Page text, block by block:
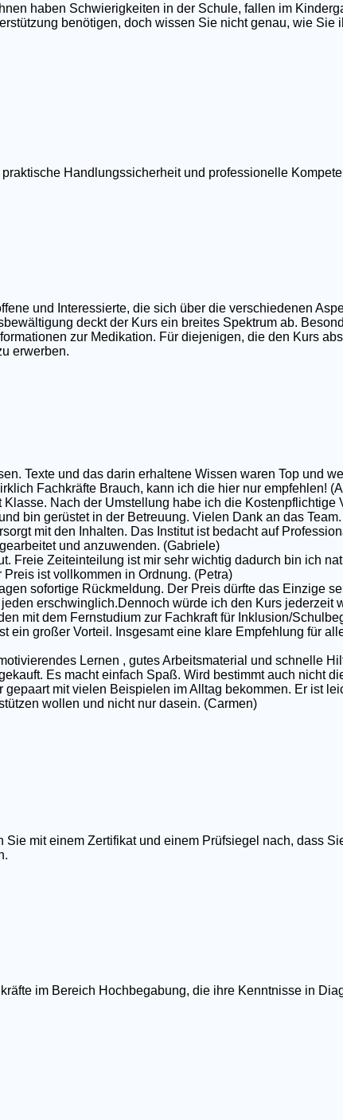
haben Schwierigkeiten in der Schule, fallen im
benötigen, doch wissen Sie nicht genau, wie Sie
Handlungssicherheit und professionelle
und Interessierte, die sich über die verschiedenen
deckt der Kurs ein breites Spektrum ab.
zur Medikation. Für diejenigen, die den Kurs
erwerben.
Texte und das darin erhaltene Wissen waren Top und
Fachkräfte Brauch, kann ich die hier nur empfehlen!
Nach der Umstellung habe ich die Kostenpflichtige
bin gerüstet in der Betreuung. Vielen Dank an das
mit den Inhalten. Das Institut ist bedacht auf
und anzuwenden. (Gabriele)
Freie Zeiteinteilung ist mir sehr wichtig dadurch bin ich
ist vollkommen in Ordnung. (Petra)
sofortige Rückmeldung. Der Preis dürfte das Einzige
erschwinglich.Dennoch würde ich den Kurs jederzeit
mit dem Fernstudium zur Fachkraft für Inklusion/
ein großer Vorteil. Insgesamt eine klare Empfehlung für
Lernen , gutes Arbeitsmaterial und schnelle
Es macht einfach Spaß. Wird bestimmt auch nicht
mit vielen Beispielen im Alltag bekommen. Er ist
wollen und nicht nur dasein. (Carmen)
mit einem Zertifikat und einem Prüfsiegel nach, dass
im Bereich Hochbegabung, die ihre Kenntnisse in